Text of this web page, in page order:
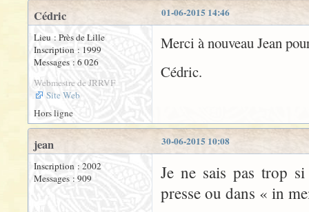
01-06-2015 14:46
Cédric
Lieu : Près de Lille
Inscription : 1999
Messages : 6 026
Webmestre de JRRVF
Site Web
Merci à nouveau Jean
Cédric.
Hors ligne
30-06-2015 10:08
jean
Inscription : 2002
Messages : 909
Je ne sais pas trop
presse ou dans « in